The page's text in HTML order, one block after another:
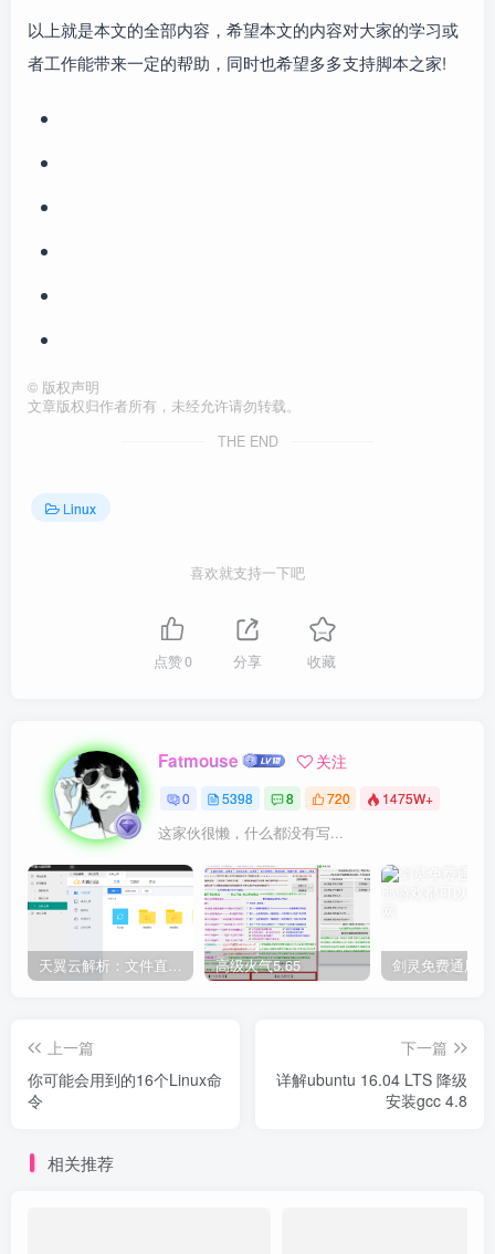
以上就是本文的全部内容，希望本文的内容对大家的学习或
者工作能带来一定的帮助，同时也希望多多支持脚本之家!
© 版权声明
文章版权归作者所有，未经允许请勿转载。
THE END
Linux
喜欢就支持一下吧
点赞0 分享 收藏
Fatmouse 关注
0 5398 8 720 1475W+
这家伙很懒，什么都没有写...
天翼云解析：文件直链获取源码 高级火气5.65
上一篇
你可能会用到的16个Linux命
令
下一篇
详解ubuntu 16.04 LTS 降级
安装gcc 4.8
相关推荐